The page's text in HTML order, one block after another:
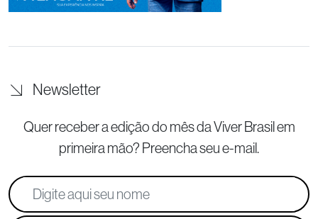
Newsletter
Quer receber a edição do mês da Viver Brasil em
primeira mão? Preencha seu e-mail.